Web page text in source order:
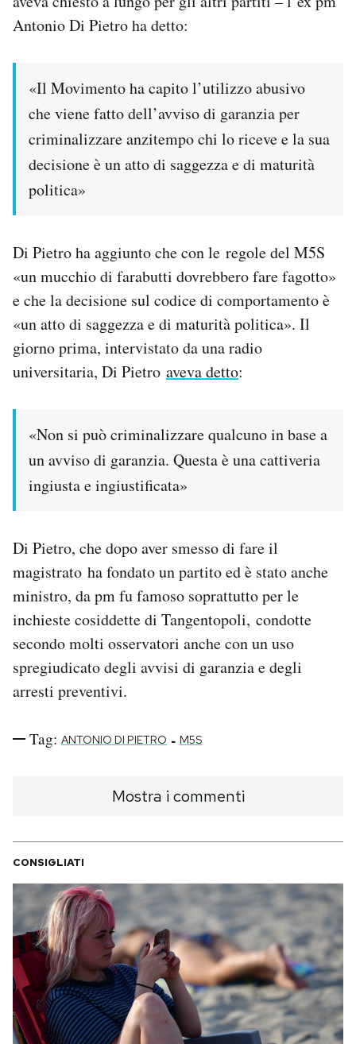
Area Personale
Newsletter
Hai bisogno di aiuto?
Esci
Antonio Di Pietro ha detto:
«Il Movimento ha capito l’utilizzo abusivo
che viene fatto dell’avviso di garanzia per
criminalizzare anzitempo chi lo riceve e la sua
decisione è un atto di saggezza e di maturità
politica»
Di Pietro ha aggiunto che con le regole del M5S
«un mucchio di farabutti dovrebbero fare fagotto»
e che la decisione sul codice di comportamento è
«un atto di saggezza e di maturità politica». Il
giorno prima, intervistato da una radio
universitaria, Di Pietro aveva detto:
«Non si può criminalizzare qualcuno in base a
un avviso di garanzia. Questa è una cattiveria
ingiusta e ingiustificata»
Di Pietro, che dopo aver smesso di fare il
magistrato ha fondato un partito ed è stato anche
ministro, da pm fu famoso soprattutto per le
inchieste cosiddette di Tangentopoli, condotte
secondo molti osservatori anche con un uso
spregiudicato degli avvisi di garanzia e degli
arresti preventivi.
Tag: ANTONIO DI PIETRO - M5S
Mostra i commenti
CONSIGLIATI